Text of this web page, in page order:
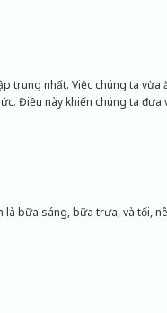
trung nhất. Việc chúng ta vừa
Điều này khiến chúng ta đưa
bữa sáng, bữa trưa, và tối,